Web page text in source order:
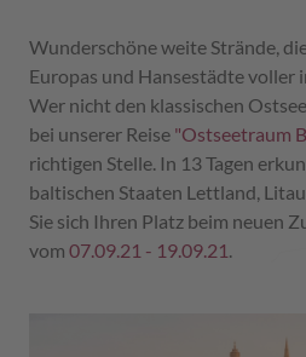
Wunderschöne weite Strände,
Europas und Hansestädte voller
Wer nicht den klassischen
bei unserer Reise "Ostseetraum
richtigen Stelle. In 13 Tagen
baltischen Staaten Lettland,
Sie sich Ihren Platz beim neuen
vom 07.09.21 - 19.09.21